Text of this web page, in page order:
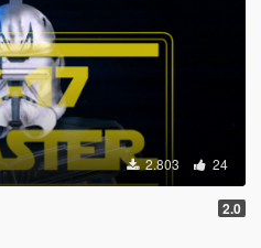
2.803 24
2.0